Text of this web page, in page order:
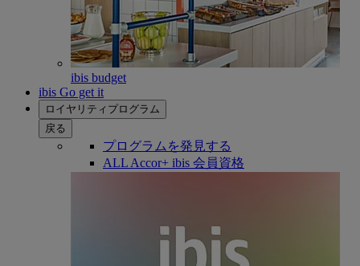
ibis budget
ibis Go get it
ロイヤリティプログラム
戻る
プログラムを発見する
ALL Accor+ ibis 会員資格